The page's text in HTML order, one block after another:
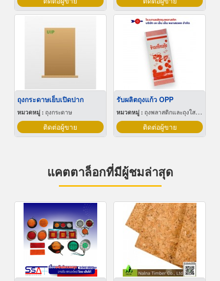
ถุงกระดาษเย็บเปิดปาก
หมวดหมู่ : ถุงกระดาษ
ติดต่อผู้ขาย
รับผลิตถุงแก้ว OPP
หมวดหมู่ : ถุงพลาสติกและถุงใสโปร่ง
ติดต่อผู้ขาย
แคตตาล็อกที่มีผู้ชมล่าสุด